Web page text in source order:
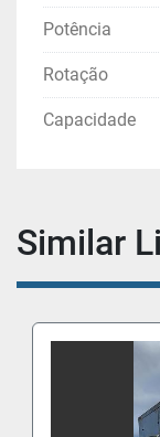
Potência
Rotação
Capacidade
Similar